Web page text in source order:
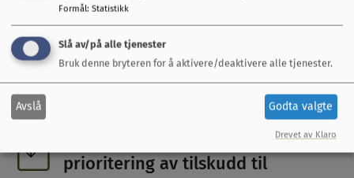
Last ned dokument
SLF-916 – Forhåndsinnmelding
driftstilskudd
Last ned dokument
Overordnede retningslinjer for
prioritering av tilskudd til
Formål: Statistikk
Slå av/på alle tjenester
Bruk denne bryteren for å aktivere/deaktivere alle tjenester.
Avslå Godta valgte
Drevet av Klaro